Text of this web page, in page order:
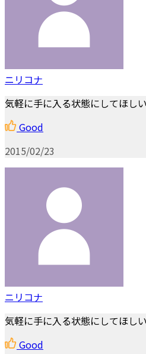
ニリコナ
気軽に手に入る状態にしてほしい
Good
2015/02/23
ニリコナ
気軽に手に入る状態にしてほしい
Good